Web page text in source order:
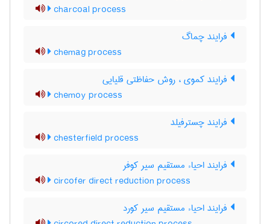
charcoal process
فرایند چماگ
chemag process
فرایند کموی ، روش حفاظتی قلیایی
chemoy process
فرایند چسترفیلد
chesterfield process
فرایند احیاء مستقیم سیر کوفر
circofer direct reduction process
فرایند احیاء مستقیم سیر کورد